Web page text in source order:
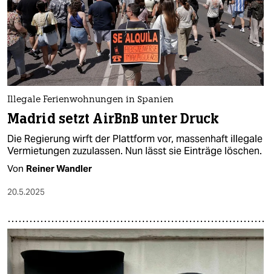
Illegale Ferienwohnungen in Spanien
Madrid setzt AirBnB unter Druck
Die Regierung wirft der Plattform vor, massenhaft illegale
Vermietungen zuzulassen. Nun lässt sie Einträge löschen.
Von Reiner Wandler
20.5.2025